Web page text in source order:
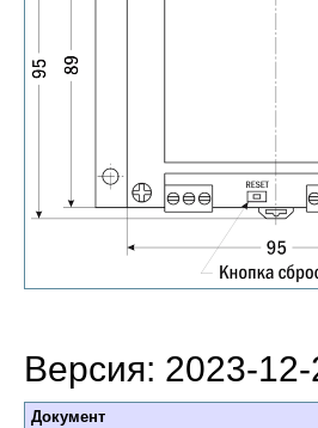
Версия: 2023-
Документ